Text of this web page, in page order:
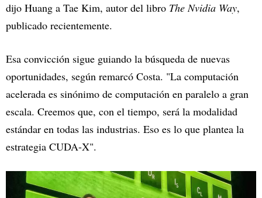
dijo Huang a Tae Kim, autor del libro The Nvidia Way,
publicado recientemente.
Esa convicción sigue guiando la búsqueda de nuevas
oportunidades, según remarcó Costa. "La computación
acelerada es sinónimo de computación en paralelo a gran
escala. Creemos que, con el tiempo, será la modalidad
estándar en todas las industrias. Eso es lo que plantea la
estrategia CUDA-X".